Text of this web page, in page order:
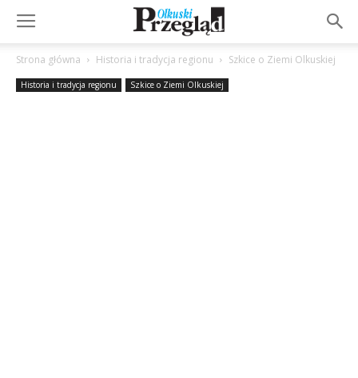
Strona główna Historia i tradycja regionu Szkice o Ziemi Olkuskiej
Historia i tradycja regionu Szkice o Ziemi Olkuskiej